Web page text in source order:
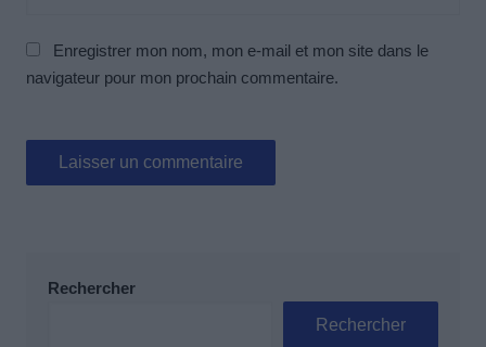
Enregistrer mon nom, mon e-mail et mon site dans le
navigateur pour mon prochain commentaire.
Rechercher
Rechercher